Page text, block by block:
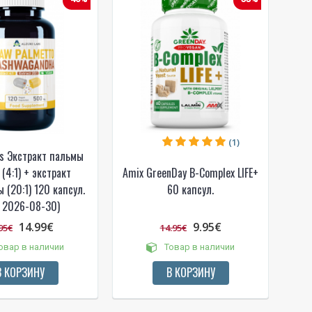
Экстракт пальмы
+ экстракт
(20:1) 120 капсул.
2026-08-30)
14.99€
в наличии
КОРЗИНУ
Amix GreenDay B-Complex LIFE+
60 капсул.
(1)
14.95€ 9.95€
Товар в наличии
В КОРЗИНУ
jau
Power